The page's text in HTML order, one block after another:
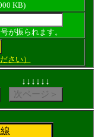
KB)
が振られます。
さい）
↓↓↓↓↓↓